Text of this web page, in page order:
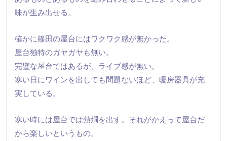
味が生み出せる。
確かに篠田の屋台にはワクワク感が無かった。
屋台独特のガヤガヤも無い。
完璧な屋台ではあるが、ライブ感が無い。
寒い日にワインを出しても問題ないほど、暖房器具が充
実している。
寒い時には屋台では熱燗を出す。 それがかえって屋台だ
から楽しいというもの。